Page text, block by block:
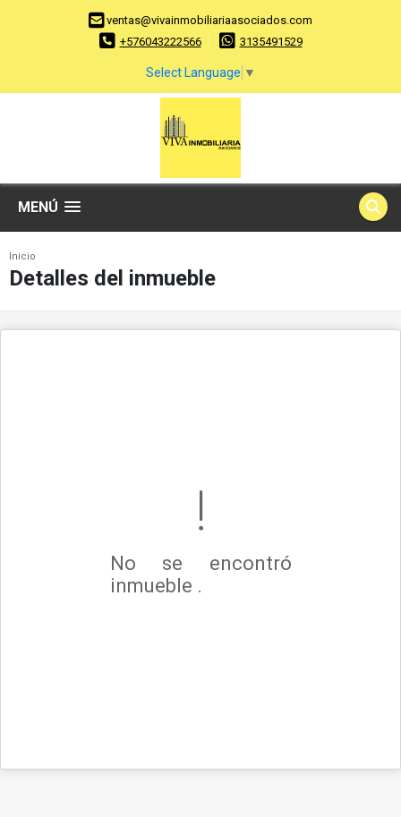
ventas@vivainmobiliariaasociados.com
+576043222566
3135491529
Select Language ▼
MENÚ
Inicio
Detalles del inmueble
No se encontró
inmueble .